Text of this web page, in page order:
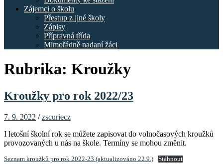
Zájemci o školu
Přestup z jiné školy
Zápisy
Přípravná třída
Mimořádně nadaní žáci
Rubrika: Kroužky
Kroužky pro rok 2022/23
7. 9. 2022 /zscuriecz
I letošní školní rok se můžete zapisovat do volnočasových kroužků
provozovaných u nás na škole. Termíny se mohou změnit.
Seznam kroužků pro rok 2022-23 (aktualizováno 22.9.) Stáhnout